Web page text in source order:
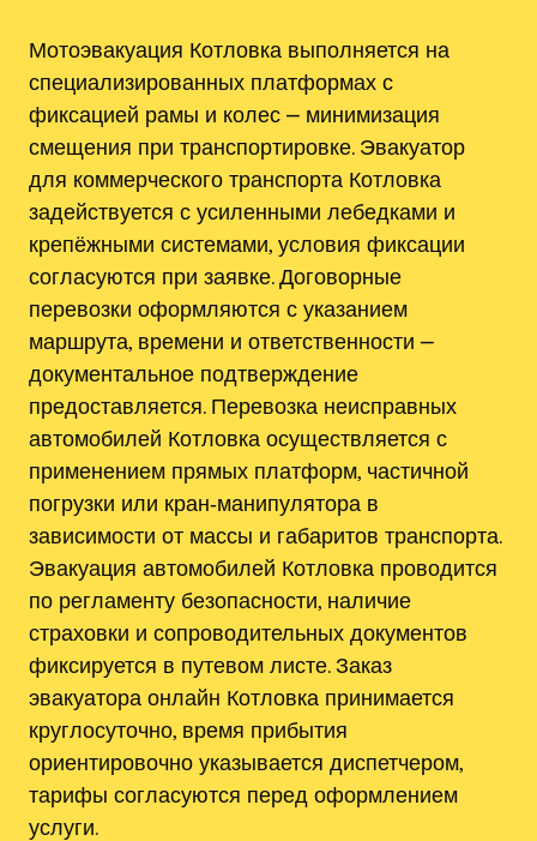
Мотоэвакуация Котловка выполняется на
специализированных платформах с
фиксацией рамы и колес ⎼ минимизация
смещения при транспортировке. Эвакуатор
для коммерческого транспорта Котловка
задействуется с усиленными лебедками и
крепёжными системами, условия фиксации
согласуются при заявке. Договорные
перевозки оформляются с указанием
маршрута, времени и ответственности ⎼
документальное подтверждение
предоставляется. Перевозка неисправных
автомобилей Котловка осуществляется с
применением прямых платформ, частичной
погрузки или кран‑манипулятора в
зависимости от массы и габаритов транспорта.
Эвакуация автомобилей Котловка проводится
по регламенту безопасности, наличие
страховки и сопроводительных документов
фиксируется в путевом листе. Заказ
эвакуатора онлайн Котловка принимается
круглосуточно, время прибытия
ориентировочно указывается диспетчером,
тарифы согласуются перед оформлением
услуги.